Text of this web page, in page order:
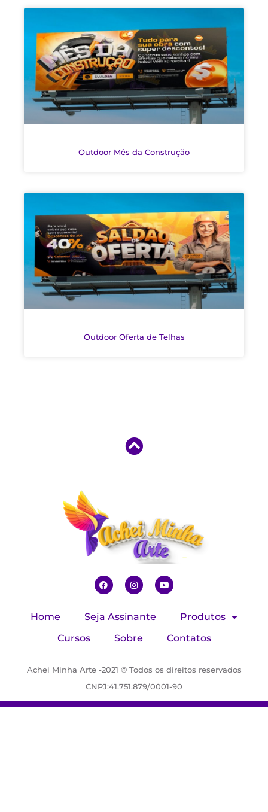
Outdoor Mês da Construção
Outdoor Oferta de Telhas
Home Seja Assinante
Produtos
Cursos
Sobre Contatos
Achei Minha Arte -2021 © Todos os direitos reservados
CNPJ:41.751.879/0001-90